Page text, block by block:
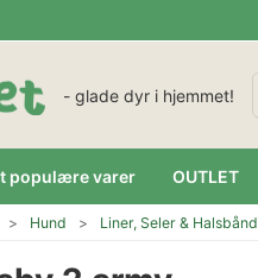
- glade dyr i hjemmet!
populære varer OUTLET
Hund Liner, Seler & Halsbånd